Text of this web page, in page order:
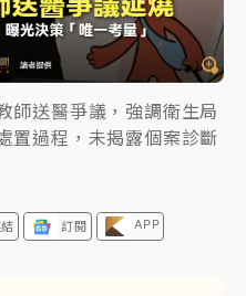
東檢抗告成功 今重開羈
彈轟3天 「紅到發紫」降
師送醫爭議，強調衛生局
置過程，未揭露個案診斷
訂閱 APP